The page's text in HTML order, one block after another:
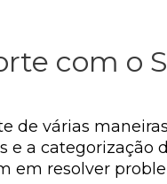
com o
de várias
a categorização
em resolver